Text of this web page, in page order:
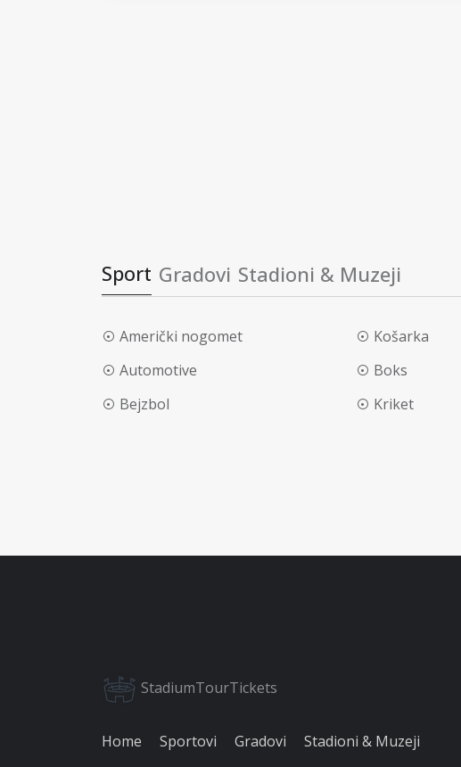
Sport Gradovi Stadioni & Muzeji
Američki nogomet
Automotive
Bejzbol
Košarka
Boks
Kriket
StadiumTourTickets
Home Sportovi Gradovi Stadioni & Muzeji